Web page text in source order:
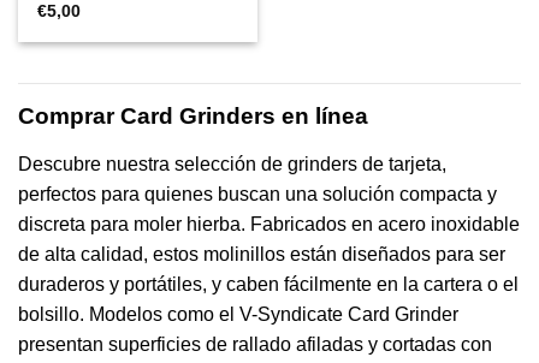
€5,00
Comprar Card Grinders en línea
Descubre nuestra selección de grinders de tarjeta,
perfectos para quienes buscan una solución compacta y
discreta para moler hierba. Fabricados en acero inoxidable
de alta calidad, estos molinillos están diseñados para ser
duraderos y portátiles, y caben fácilmente en la cartera o el
bolsillo. Modelos como el V-Syndicate Card Grinder
presentan superficies de rallado afiladas y cortadas con